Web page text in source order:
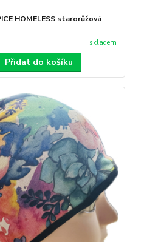
HOMELESS starorůžová
skladem
Přidat do košíku